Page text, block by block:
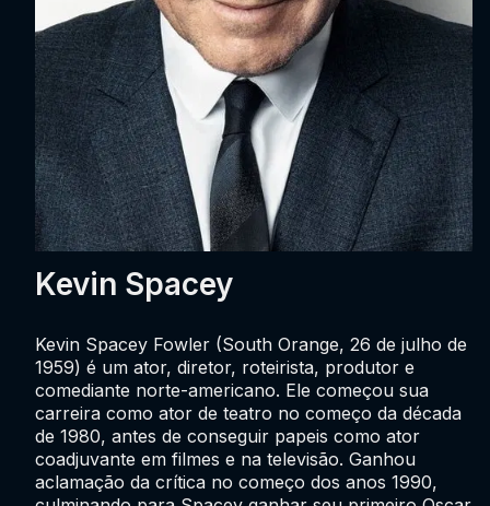
Kevin Spacey
Kevin Spacey Fowler (South Orange, 26 de julho de
1959) é um ator, diretor, roteirista, produtor e
comediante norte-americano. Ele começou sua
carreira como ator de teatro no começo da década
de 1980, antes de conseguir papeis como ator
coadjuvante em filmes e na televisão. Ganhou
aclamação da crítica no começo dos anos 1990,